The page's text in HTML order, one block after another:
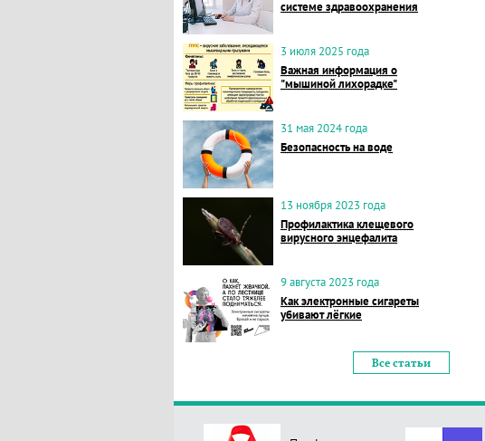
системе здравоохранения
3 июля 2025 года
Важная информация о
"мышиной лихорадке"
31 мая 2024 года
Безопасность на воде
13 ноября 2023 года
Профилактика клещевого
вирусного энцефалита
9 августа 2023 года
Как электронные сигареты
убивают лёгкие
Все статьи